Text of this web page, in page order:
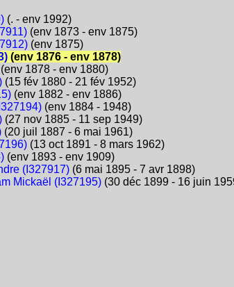
(. - env 1992)
(env 1873 - env 1875)
(env 1875)
(env 1876 - env 1878)
(env 1878 - env 1880)
(15 fév 1880 - 21 fév 1952)
(env 1882 - env 1886)
(env 1884 - 1948)
(27 nov 1885 - 11 sep 1949)
(20 juil 1887 - 6 mai 1961)
(13 oct 1891 - 8 mars 1962)
(env 1893 - env 1909)
(I327917) (6 mai 1895 - 7 avr 1898)
Mickaël (I327195) (30 déc 1899 - 16 juin